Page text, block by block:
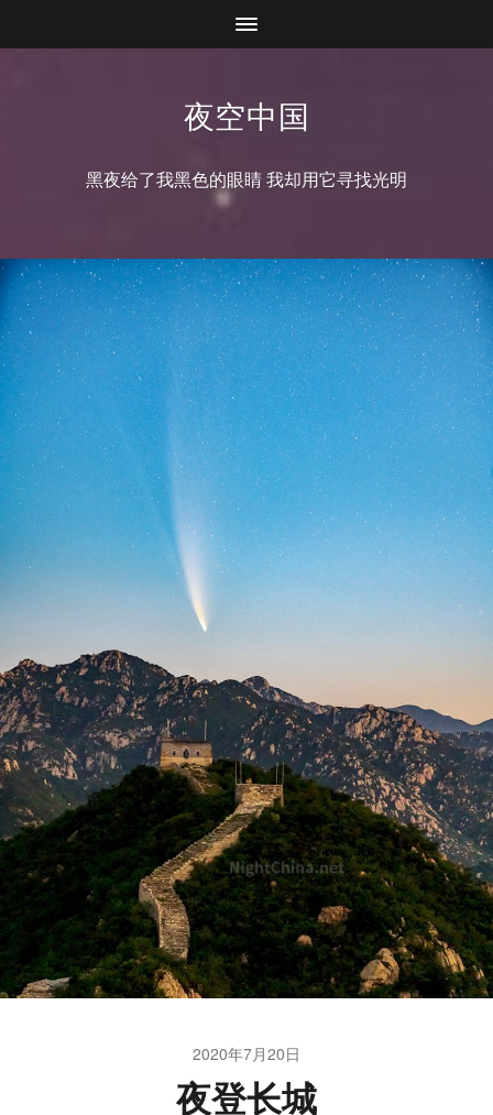
夜空中国
黑夜给了我黑色的眼睛 我却用它寻找光明
2020年7月20日
夜登长城